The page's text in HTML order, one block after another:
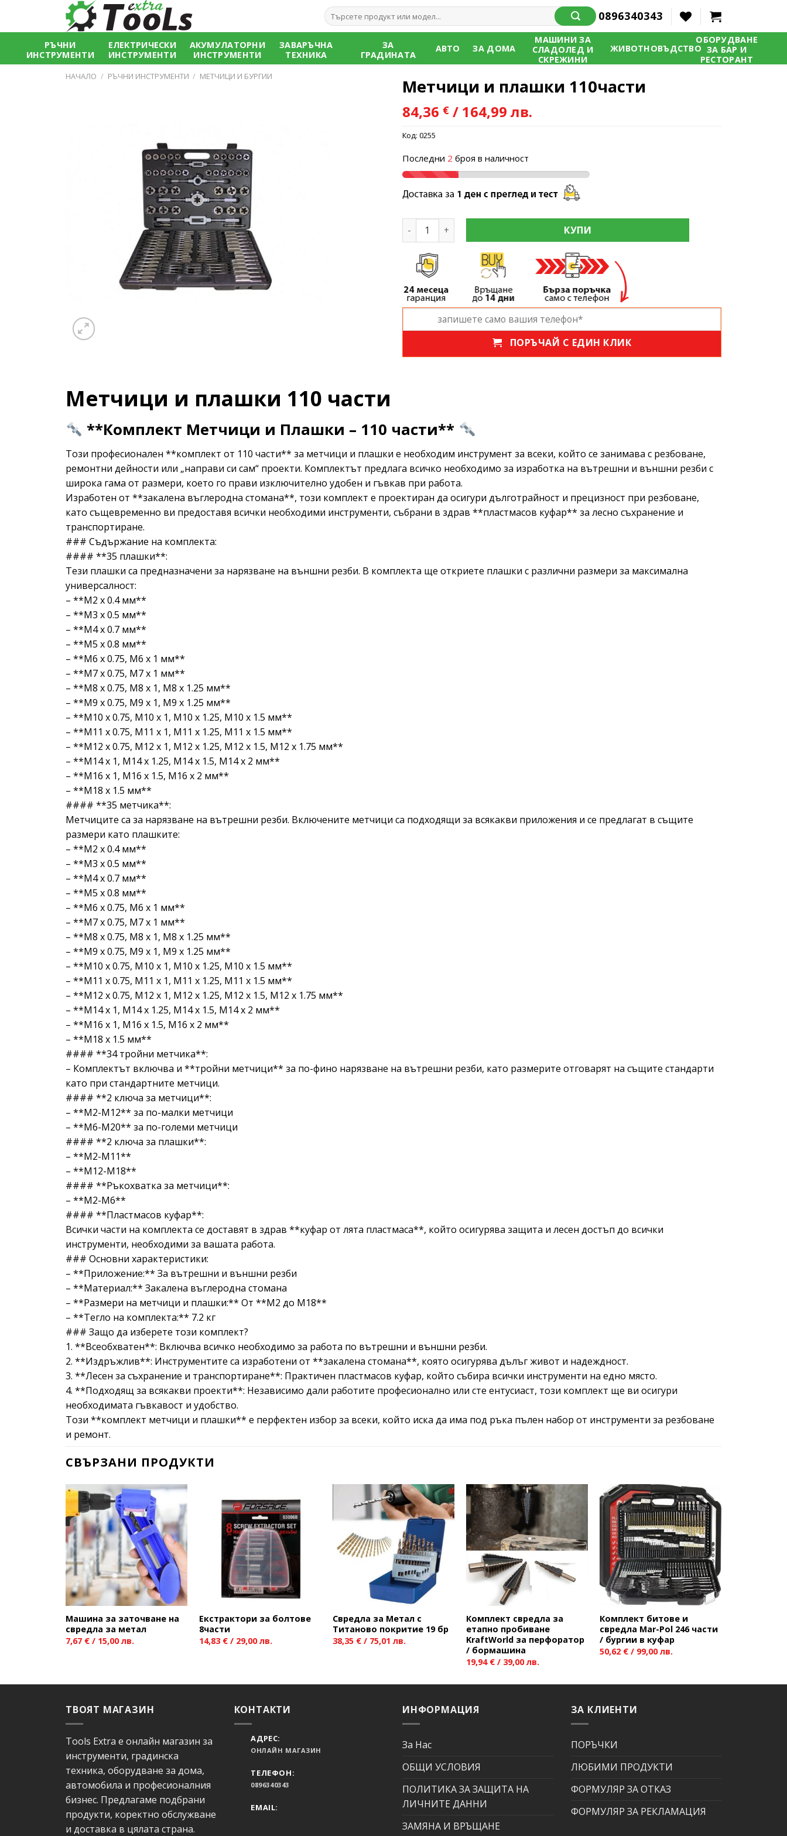
content
Търсене
за:
0896340343
РЪЧНИ
ИНСТРУМЕНТИ
ЕЛЕКТРИЧЕСКИ
ИНСТРУМЕНТИ
АКУМУЛАТОРНИ
ИНСТРУМЕНТИ
ЗАВАРЪЧНА
ТЕХНИКА
ЗА
ГРАДИНАТА
АВТО ЗА ДОМА
МАШИНИ ЗА
СЛАДОЛЕД И
СКРЕЖИНИ
ЖИВОТНОВЪДСТВО
ОБОРУДВАНЕ
ЗА БАР И
РЕСТОРАНТ
НАЧАЛО / РЪЧНИ ИНСТРУМЕНТИ / МЕТЧИЦИ И БУРГИИ Метчици и плашки 110части
84,36 € / 164,99 лв.
Код: 0255
Последни 2 броя в наличност
количество за Метчици и плашки 110части
КУПИ
ПОРЪЧАЙ С ЕДИН КЛИК
Метчици и плашки 110 части
**Комплект Метчици и Плашки – 110 части**
Този професионален **комплект от 110 части** за метчици и плашки е необходим инструмент за всеки, който се занимава с резбоване,
ремонтни дейности или „направи си сам“ проекти. Комплектът предлага всичко необходимо за изработка на вътрешни и външни резби с
широка гама от размери, което го прави изключително удобен и гъвкав при работа.
Изработен от **закалена въглеродна стомана**, този комплект е проектиран да осигури дълготрайност и прецизност при резбоване,
като същевременно ви предоставя всички необходими инструменти, събрани в здрав **пластмасов куфар** за лесно съхранение и
транспортиране.
### Съдържание на комплекта:
#### **35 плашки**:
Тези плашки са предназначени за нарязване на външни резби. В комплекта ще откриете плашки с различни размери за максимална
универсалност:
– **M2 x 0.4 мм**
– **M3 x 0.5 мм**
– **M4 x 0.7 мм**
– **M5 x 0.8 мм**
– **M6 x 0.75, M6 x 1 мм**
– **M7 x 0.75, M7 x 1 мм**
– **M8 x 0.75, M8 x 1, M8 x 1.25 мм**
– **M9 x 0.75, M9 x 1, M9 x 1.25 мм**
– **M10 x 0.75, M10 x 1, M10 x 1.25, M10 x 1.5 мм**
– **M11 x 0.75, M11 x 1, M11 x 1.25, M11 x 1.5 мм**
– **M12 x 0.75, M12 x 1, M12 x 1.25, M12 x 1.5, M12 x 1.75 мм**
– **M14 x 1, M14 x 1.25, M14 x 1.5, M14 x 2 мм**
– **M16 x 1, M16 x 1.5, M16 x 2 мм**
– **M18 x 1.5 мм**
#### **35 метчика**:
Метчиците са за нарязване на вътрешни резби. Включените метчици са подходящи за всякакви приложения и се предлагат в същите
размери като плашките:
– **M2 x 0.4 мм**
– **M3 x 0.5 мм**
– **M4 x 0.7 мм**
– **M5 x 0.8 мм**
– **M6 x 0.75, M6 x 1 мм**
– **M7 x 0.75, M7 x 1 мм**
– **M8 x 0.75, M8 x 1, M8 x 1.25 мм**
– **M9 x 0.75, M9 x 1, M9 x 1.25 мм**
– **M10 x 0.75, M10 x 1, M10 x 1.25, M10 x 1.5 мм**
– **M11 x 0.75, M11 x 1, M11 x 1.25, M11 x 1.5 мм**
– **M12 x 0.75, M12 x 1, M12 x 1.25, M12 x 1.5, M12 x 1.75 мм**
– **M14 x 1, M14 x 1.25, M14 x 1.5, M14 x 2 мм**
– **M16 x 1, M16 x 1.5, M16 x 2 мм**
– **M18 x 1.5 мм**
#### **34 тройни метчика**:
– Комплектът включва и **тройни метчици** за по-фино нарязване на вътрешни резби, като размерите отговарят на същите стандарти
като при стандартните метчици.
#### **2 ключа за метчици**:
– **M2-M12** за по-малки метчици
– **M6-M20** за по-големи метчици
#### **2 ключа за плашки**:
– **M2-M11**
– **M12-M18**
#### **Ръкохватка за метчици**:
– **M2-M6**
#### **Пластмасов куфар**:
Всички части на комплекта се доставят в здрав **куфар от лята пластмаса**, който осигурява защита и лесен достъп до всички
инструменти, необходими за вашата работа.
### Основни характеристики:
– **Приложение:** За вътрешни и външни резби
– **Материал:** Закалена въглеродна стомана
– **Размери на метчици и плашки:** От **M2 до M18**
– **Тегло на комплекта:** 7.2 кг
### Защо да изберете този комплект?
1. **Всеобхватен**: Включва всичко необходимо за работа по вътрешни и външни резби.
2. **Издръжлив**: Инструментите са изработени от **закалена стомана**, която осигурява дълъг живот и надеждност.
3. **Лесен за съхранение и транспортиране**: Практичен пластмасов куфар, който събира всички инструменти на едно място.
4. **Подходящ за всякакви проекти**: Независимо дали работите професионално или сте ентусиаст, този комплект ще ви осигури
необходимата гъвкавост и удобство.
Този **комплект метчици и плашки** е перфектен избор за всеки, който иска да има под ръка пълен набор от инструменти за резбоване
и ремонт.
СВЪРЗАНИ ПРОДУКТИ
Add to
wishlist
Машина за заточване на
свредла за метал
7,67 €/ 15,00 лв.
Add to
Екстрактори за болтове
8части
14,83 €/ 29,00 лв.
Add to
wishlist
Свредла за Метал с
Титаново покритие 19 бр
38,35 €/ 75,01 лв.
Add to
wishlist
Комплект свредла за
етапно пробиване
KraftWorld за перфоратор
/ бормашина
19,94 €/ 39,00 лв.
Add to
wishlist
Комплект битове и
свредла Mar-Pol 246 части
/ бургии в куфар
50,62 €/ 99,00 лв.
ТВОЯТ МАГАЗИН
Tools Extra е онлайн магазин за
инструменти, градинска
техника, оборудване за дома,
автомобила и професионалния
бизнес. Предлагаме подбрани
продукти, коректно обслужване
и доставка в цялата страна.
КОНТАКТИ
АДРЕС:
ОНЛАЙН МАГАЗИН
ТЕЛЕФОН:
0896340343
EMAIL:
ИНФОРМАЦИЯ
За Нас
ОБЩИ УСЛОВИЯ
ПОЛИТИКА ЗА ЗАЩИТА НА
ЛИЧНИТЕ ДАННИ
ЗАМЯНА И ВРЪЩАНЕ
ЗА КЛИЕНТИ
ПОРЪЧКИ
ЛЮБИМИ ПРОДУКТИ
ФОРМУЛЯР ЗА ОТКАЗ
ФОРМУЛЯР ЗА РЕКЛАМАЦИЯ